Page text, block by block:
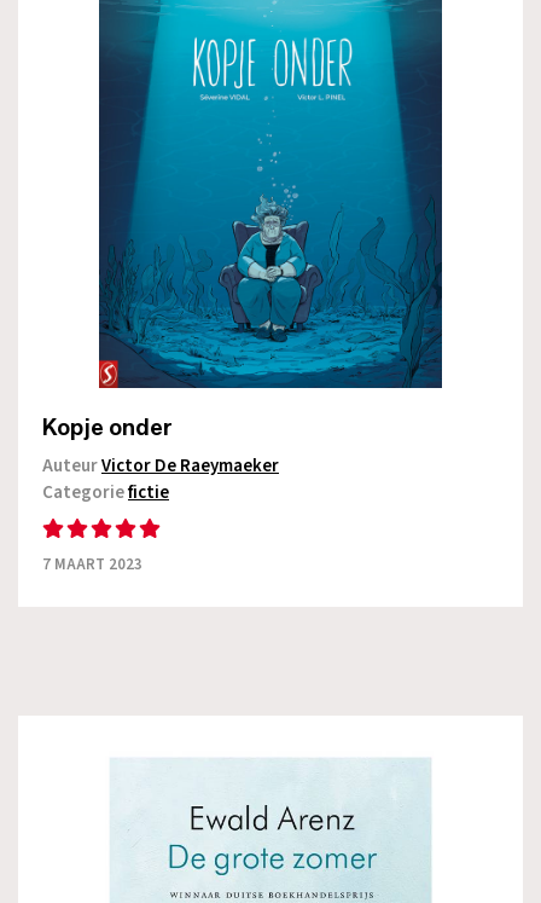
Kopje onder
AuteurVictor De Raeymaeker
Categoriefictie
7 MAART 2023